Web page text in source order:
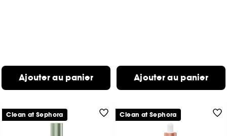
Ajouter au panier Ajouter au panier
Clean at Sephora Clean at Sephora